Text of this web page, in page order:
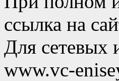
ссылка на
Для сетевых
www.vc-